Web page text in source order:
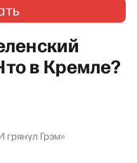
в Кремле?
грянул Грэм»